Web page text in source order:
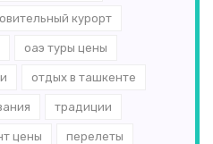
курорт
оаэ туры цены
отдых в ташкенте
традиции
цены перелеты